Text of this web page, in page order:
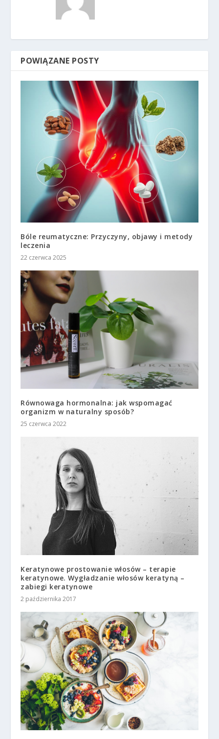
POWIĄZANE POSTY
Bóle reumatyczne: Przyczyny, objawy i metody
leczenia
22 czerwca 2025
Równowaga hormonalna: jak wspomagać
organizm w naturalny sposób?
25 czerwca 2022
Keratynowe prostowanie włosów – terapie
keratynowe. Wygładzanie włosów keratyną –
zabiegi keratynowe
2 października 2017